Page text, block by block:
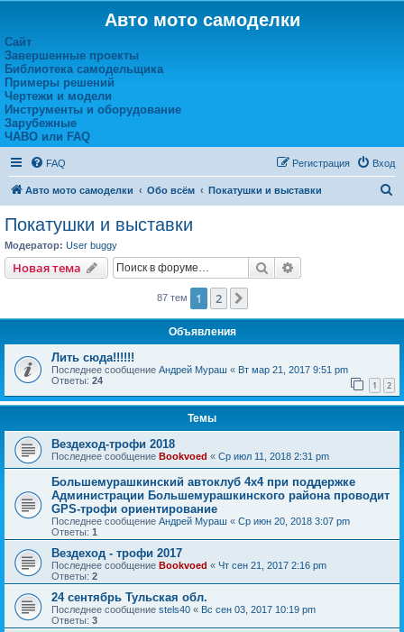
Авто мото самоделки
Сайт
Завершенные проекты
Библиотека самодельщика
Примеры решений
Чертежи и модели
Инструменты и оборудование
Зарубежные
ЧАВО или FAQ
FAQ Вход
Регистрация
Авто мото самоделки Обо всём Покатушки и выставки
Покатушки и выставки
Модератор: User buggy
Новая тема Поиск
87 тем 1 2
Объявления
Лить сюда!!!!!!
Последнее сообщение Андрей Мураш « Вт мар 21, 2017 9:51 pm
Ответы: 24 1 2
Темы
Вездеход-трофи 2018
Последнее сообщение Bookvoed « Ср июл 11, 2018 2:31 pm
Большемурашкинский автоклуб 4х4 при поддержке
Администрации Большемурашкинского района проводит
GPS-трофи ориентирование
Последнее сообщение Андрей Мураш « Ср июн 20, 2018 3:07 pm
Ответы: 1
Вездеход - трофи 2017
Последнее сообщение Bookvoed « Чт сен 21, 2017 2:16 pm
Ответы: 2
24 сентябрь Тульская обл.
Последнее сообщение stels40 « Вс сен 03, 2017 10:19 pm
Ответы: 3